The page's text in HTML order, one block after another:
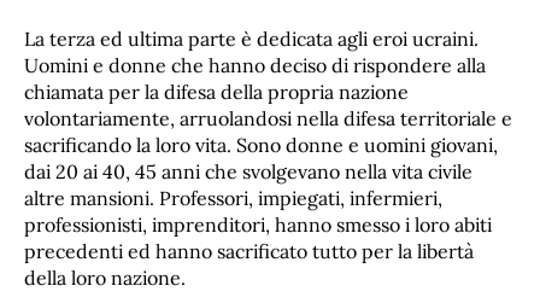
La terza ed ultima parte è dedicata agli eroi ucraini.
Uomini e donne che hanno deciso di rispondere alla
chiamata per la difesa della propria nazione
volontariamente, arruolandosi nella difesa territoriale e
sacrificando la loro vita. Sono donne e uomini giovani,
dai 20 ai 40, 45 anni che svolgevano nella vita civile
altre mansioni. Professori, impiegati, infermieri,
professionisti, imprenditori, hanno smesso i loro abiti
precedenti ed hanno sacrificato tutto per la libertà
della loro nazione.